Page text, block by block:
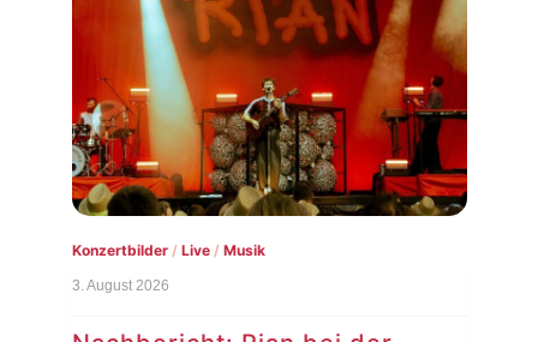
Konzertbilder/ Live/ Musik
3. August 2026